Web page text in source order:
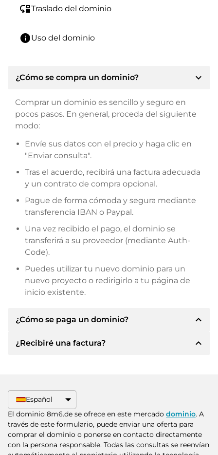
move_downTraslado del dominio
infoUso del dominio
¿Cómo se compra un dominio? expand_more
Comprar un dominio es sencillo y seguro en
pocos pasos. En general, proceda del siguiente
modo:
Envíe sus datos con el precio y haga clic en
"Enviar consulta".
Tras el acuerdo, recibirá una factura adecuada
y un contrato de compra opcional.
Pague de forma cómoda y segura mediante
transferencia IBAN o Paypal.
Una vez recibido el pago, el dominio se
transferirá a su proveedor (mediante Auth-
Code).
Puedes utilizar tu nuevo dominio para un
nuevo proyecto o redirigirlo a tu página de
inicio existente.
¿Cómo se paga un dominio? expand_less
Tras llegar a un acuerdo, el propietario le
Paypal u otros métodos de pago.
Indique siempre el nombre de dominio y el
número de factura al realizar la transferencia.
¿Recibiré una factura? expand_less
superiores, también recibirá un contrato de
compra adicional si lo solicita.
Español
El dominio 8m6.de se ofrece en este mercado dominio. A
través de este formulario, puede enviar una oferta para
comprar el dominio o ponerse en contacto directamente
con la persona responsable. Todas las consultas se reenvían